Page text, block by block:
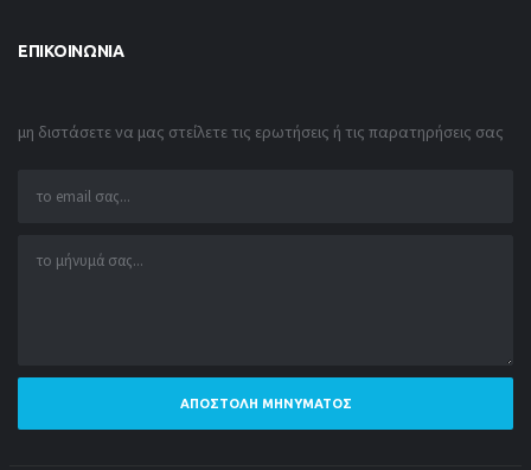
ΕΠΙΚΟΙΝΩΝΊΑ
μη διστάσετε να μας στείλετε τις ερωτήσεις ή τις παρατηρήσεις σας
ΑΠΟΣΤΟΛΉ ΜΗΝΎΜΑΤΟΣ